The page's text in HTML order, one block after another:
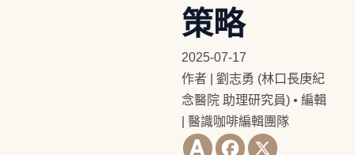
策略
2025-07-17
作者 | 劉志勇 (林口長庚紀
念醫院 助理研究員)• 編輯
| 醫識咖啡編輯團隊